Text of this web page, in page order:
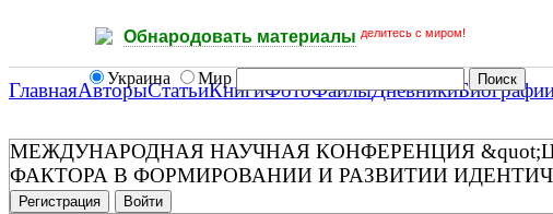
Обнародовать материалы делитесь с миром!
Украина Мир
ГлавнаяАвторыСтатьиКнигиФотоФайлыДневники
МЕЖДУНАРОДНАЯ НАУЧНАЯ КОНФЕРЕНЦИЯ
ФАКТОРА В ФОРМИРОВАНИИ И РАЗВИТИИ
Регистрация Войти